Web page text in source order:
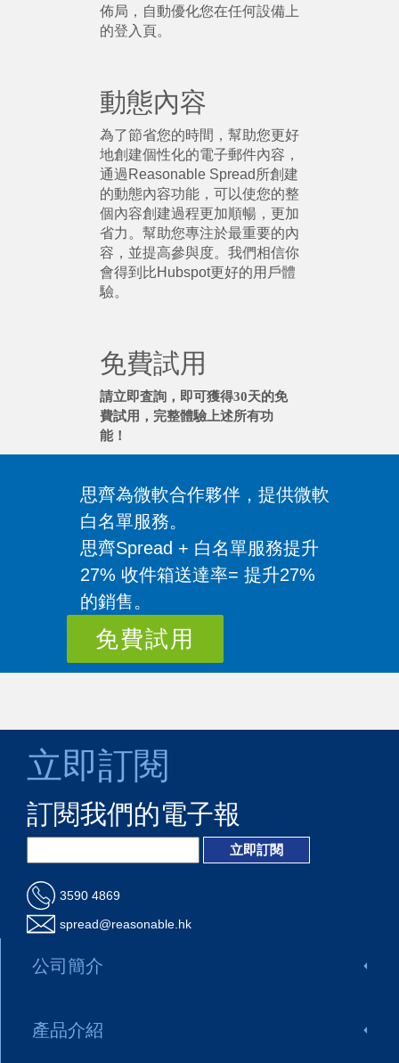
佈局，自動優化您在任何設備上
的登入頁。
動態內容
為了節省您的時間，幫助您更好
地創建個性化的電子郵件內容，
通過Reasonable Spread所創建
的動態內容功能，可以使您的整
個內容創建過程更加順暢，更加
省力。幫助您專注於最重要的內
容，並提高參與度。我們相信你
會得到比Hubspot更好的用戶體
驗。
免費試用
請立即査詢，即可獲得30天的免
費試用，完整體驗上述所有功
能！
思齊為微軟合作夥伴，提供微軟
白名單服務。
思齊Spread + 白名單服務提升
27% 收件箱送達率= 提升27%
的銷售。
免費試用
立即訂閱
訂閱我們的電子報
3590 4869
spread@reasonable.hk
公司簡介
產品介紹